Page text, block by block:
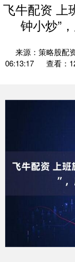
飞牛配资 上
钟小炒”
来源：策略股配
06:13:17
查看：